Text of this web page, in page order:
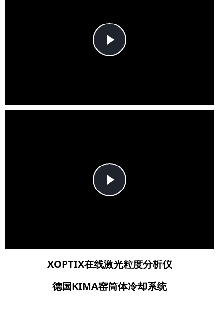
Play
Play
XOPTIX在线激光粒度分析仪
德国KIMA窑筒体冷却系统